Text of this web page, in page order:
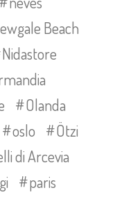
Beach
Nidastore
Olanda
oslo
Ötzi
di Arcevia
paris